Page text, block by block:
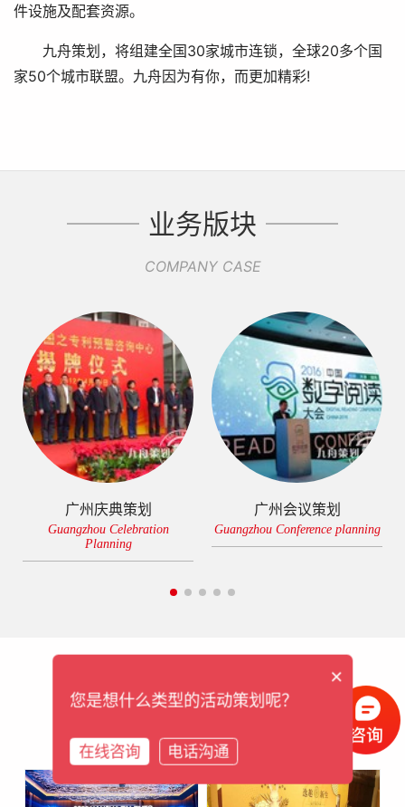
件设施及配套资源。
九舟策划，将组建全国30家城市连锁，全球20多个国
家50个城市联盟。九舟因为有你，而更加精彩!
业务版块
COMPANY CASE
广州庆典策划
Guangzhou Celebration
Planning
广州会议策划
Guangzhou Conference planning
×
您是想什么类型的活动策划呢？
在线咨询 电话沟通